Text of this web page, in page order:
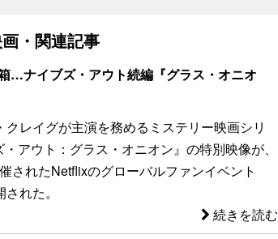
・関連記事
…ナイブズ・アウト続編『グラス・オニオ
クレイグが主演を務めるミステリー映画シリ
アウト：グラス・オニオン』の特別映像が、
されたNetflixのグローバルファンイベント
れた。
続きを読む